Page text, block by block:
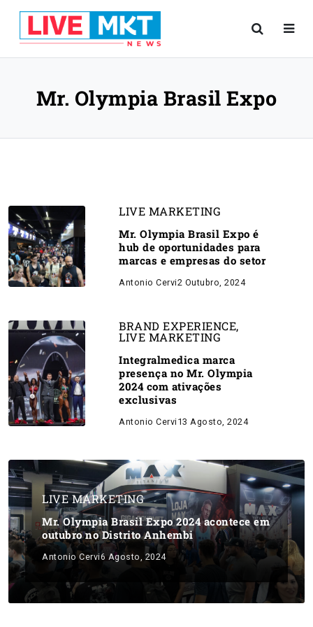
Mr. Olympia Brasil Expo
LIVE MARKETING
Mr. Olympia Brasil Expo é
hub de oportunidades para
marcas e empresas do setor
Antonio Cervi2 Outubro, 2024
BRAND EXPERIENCE,
LIVE MARKETING
Integralmedica marca
presença no Mr. Olympia
2024 com ativações
exclusivas
Antonio Cervi 13 Agosto, 2024
LIVE MARKETING
Mr. Olympia Brasil Expo 2024 acontece em
outubro no Distrito Anhembi
Antonio Cervi6 Agosto, 2024